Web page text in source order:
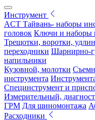
Инструмент
ACT Тайвань- наборы
головок Ключи и наборы
Трещотки, воротки,
переходники Шарнирно-
напильники
Кузовной, молотки
инструмента
Специнструмент и
Измерительный,
ГРМ Для шиномонтажа
Расходники